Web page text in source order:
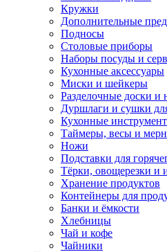
Кружки
Дополнительные
Подносы
Столовые приборы
Наборы посуды и
Кухонные аксессуары
Миски и шейкеры
Разделочные доски и
Дуршлаги и сушки
Кухонные
Таймеры, весы и
Ножи
Подставки для
Тёрки, овощерезки и
Хранение продуктов
Контейнеры для
Банки и ёмкости
Хлебницы
Чай и кофе
Чайники